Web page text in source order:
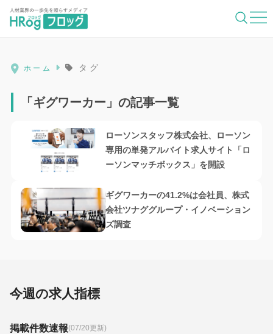
HRog | 人材業界の一歩先を照らすメディ
ホーム タグ
「ギグワーカー」の記事一覧
ローソンスタッフ株式会社、ローソン
専用の単発アルバイト求人サイト「ロ
ーソンマッチボックス」を開設
ギグワーカーの41.2%は会社員、株式
会社ツナググループ・イノベーション
ズ調査
今週の求人指標
掲載件数速報(07/20更新)